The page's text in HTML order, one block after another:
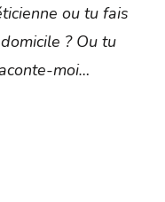
ou tu fais
? Ou tu
moi…